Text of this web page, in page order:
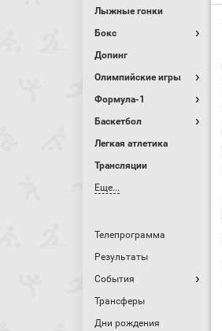
Лыжные гонки
Бокс
Допинг
Олимпийские игры
Формула-1
Баскетбол
Легкая атлетика
Трансляции
Еще...
Телепрограмма
Результаты
События
Трансферы
Дни рождения